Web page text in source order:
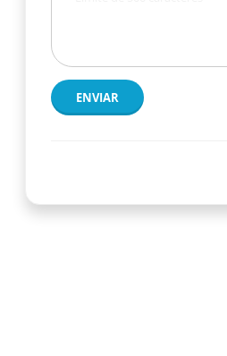
ENVIAR